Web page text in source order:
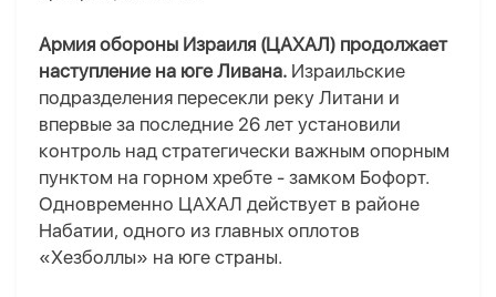
Армия обороны Израиля (ЦАХАЛ) продолжает
наступление на юге Ливана. Израильские
подразделения пересекли реку Литани и
впервые за последние 26 лет установили
контроль над стратегически важным опорным
пунктом на горном хребте - замком Бофорт.
Одновременно ЦАХАЛ действует в районе
Набатии, одного из главных оплотов
«Хезболлы» на юге страны.